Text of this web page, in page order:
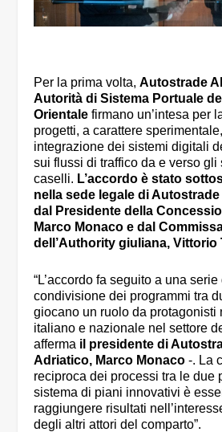
Per la prima volta,Autostrade
Autorità di Sistema Portuale
Orientale firmano un’intesa per
progetti, a carattere
integrazione dei sistemi digitali
sui flussi di traffico da e verso gli
caselli. L’accordo è stato
nella sede legale di
dal Presidente della
Marco Monaco e dal
dell’Authority giuliana, Vittorio
“L’accordo fa seguito a una
condivisione dei programmi tra
giocano un ruolo da protagonisti
italiano e nazionale nel settore
afferma il presidente di
Adriatico, Marco Monaco -. La
reciproca dei processi tra le due
sistema di piani innovativi è
raggiungere risultati
degli altri attori del comparto”.